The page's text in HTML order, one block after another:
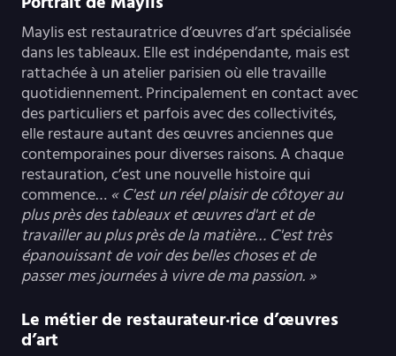
Maylis est restauratrice d’œuvres d’art spécialisée
dans les tableaux. Elle est indépendante, mais est
rattachée à un atelier parisien où elle travaille
quotidiennement. Principalement en contact avec
des particuliers et parfois avec des collectivités,
elle restaure autant des œuvres anciennes que
contemporaines pour diverses raisons. A chaque
restauration, c’est une nouvelle histoire qui
commence…« C'est un réel plaisir de côtoyer au
plus près des tableaux et œuvres d'art et de
travailler au plus près de la matière… C'est très
épanouissant de voir des belles choses et de
passer mes journées à vivre de ma passion. »
Le métier de restaurateur·rice d’œuvres
d’art